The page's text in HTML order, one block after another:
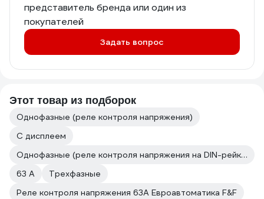
представитель бренда или один из
покупателей
Задать вопрос
Этот товар из подборок
Однофазные (реле контроля напряжения)
С дисплеем
Однофазные (реле контроля напряжения на DIN-рейку)
63 А
Трехфазные
Реле контроля напряжения 63А Евроавтоматика F&F